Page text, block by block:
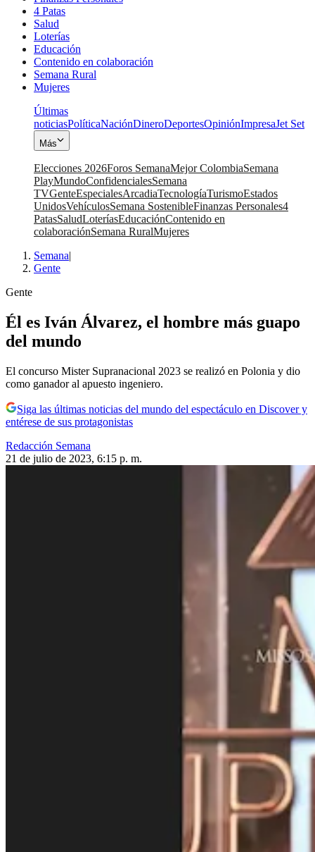
4 Patas
Salud
Loterías
Educación
Contenido en colaboración
Semana Rural
Mujeres
Últimas
noticiasPolíticaNaciónDineroDeportesOpiniónImpresaJet Set
Más
Elecciones 2026Foros SemanaMejor ColombiaSemana
PlayMundoConfidencialesSemana
TVGenteEspecialesArcadiaTecnologíaTurismoEstados
UnidosVehículosSemana SostenibleFinanzas Personales4
PatasSaludLoteríasEducaciónContenido en
colaboraciónSemana RuralMujeres
Semana|
Gente
Gente
Él es Iván Álvarez, el hombre más guapo
del mundo
El concurso Mister Supranacional 2023 se realizó en Polonia y dio
como ganador al apuesto ingeniero.
Siga las últimas noticias del mundo del espectáculo en Discover y
entérese de sus protagonistas
Redacción Semana
21 de julio de 2023, 6:15 p. m.